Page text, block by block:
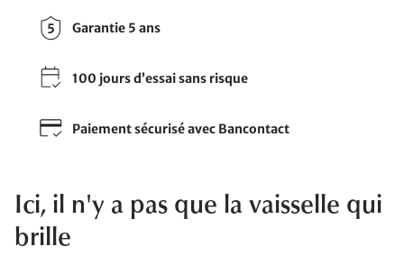
Garantie 5 ans
100 jours d’essai sans risque
Paiement sécurisé avec Bancontact
Ici, il n'y a pas que la vaisselle qui
brille